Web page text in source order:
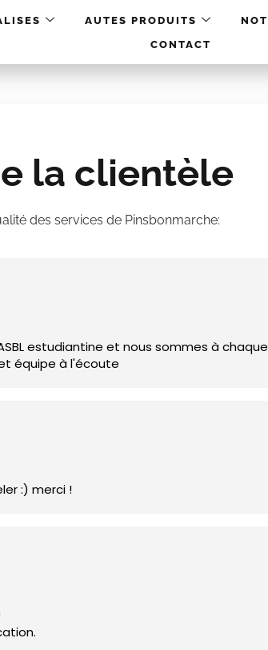
AUTES PRODUITS
CONTACT
la clientèle
des services de Pinsbonmarche:
estudiantine et nous sommes à
équipe à l'écoute
:) merci !